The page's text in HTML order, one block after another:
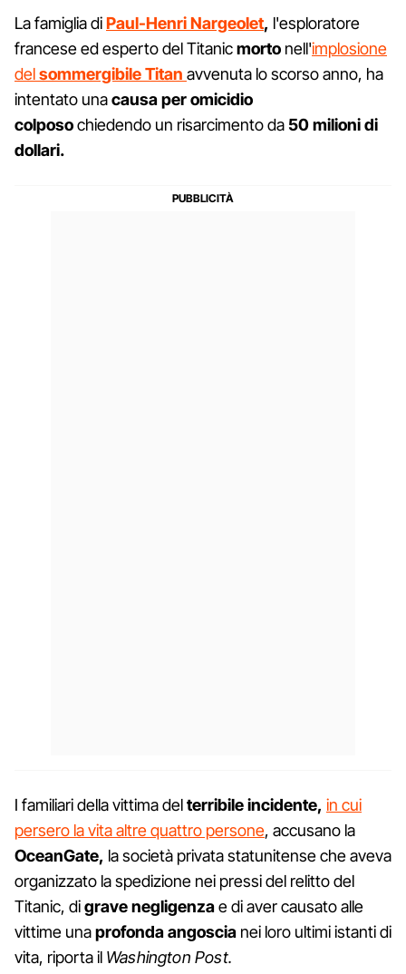
La famiglia diPaul-Henri Nargeolet, l'esploratore
francese ed esperto del Titanicmorto nell'implosione
delsommergibile Titan avvenuta lo scorso anno, ha
intentato unacausa per omicidio
colposochiedendo un risarcimento da 50 milioni di
dollari.
I familiari della vittima delterribile incidente, in cui
persero la vita altre quattro persone, accusano la
OceanGate, la società privata statunitense che aveva
organizzato la spedizione nei pressi del relitto del
Titanic, digrave negligenzae di aver causato alle
vittime unaprofonda angoscia nei loro ultimi istanti di
vita, riporta il Washington Post.